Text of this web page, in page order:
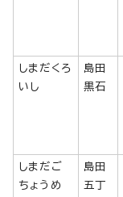
しまだくろ
いし
島田
黒石
しまだご
ちょうめ
島田
五丁